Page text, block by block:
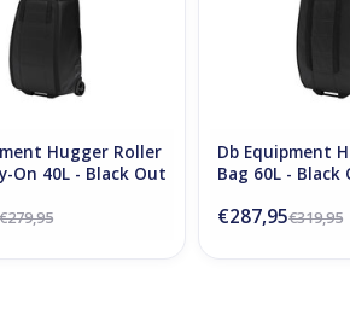
Hugger Roller
On 40L - Black Out
€279,95
Db Equipment
Bag 60L - Black
€319,95
€287,95